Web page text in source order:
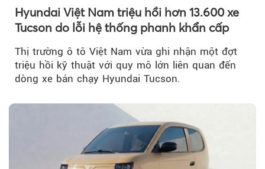
Hyundai Việt Nam triệu hồi hơn 13.600 xe
Tucson do lỗi hệ thống phanh khẩn cấp
Thị trường ô tô Việt Nam vừa ghi nhận một đợt
triệu hồi kỹ thuật với quy mô lớn liên quan đến
dòng xe bán chạy Hyundai Tucson.